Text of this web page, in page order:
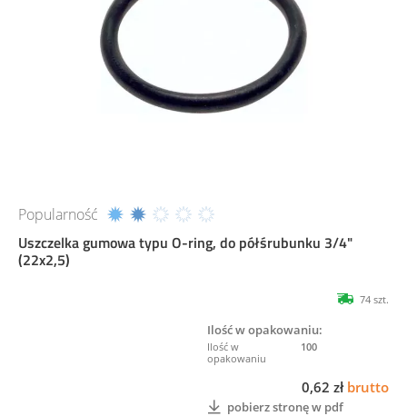
Popularność
Uszczelka gumowa typu O-ring, do półśrubunku 3/4"
(22x2,5)
74 szt.
Ilość w opakowaniu:
100
0,62 zł brutto
pobierz stronę w pdf